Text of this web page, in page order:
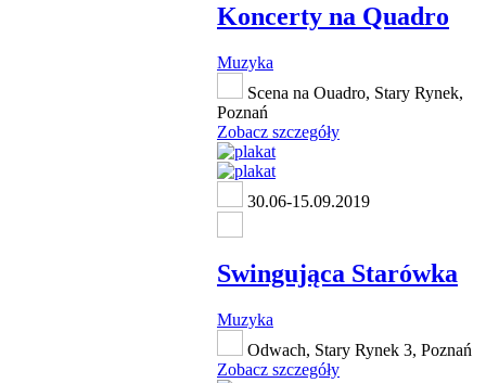
Koncerty na Quadro
Muzyka
Scena na Ouadro, Stary Rynek,
Poznań
Zobacz szczegóły
30.06-15.09.2019
Swingująca Starówka
Muzyka
Odwach, Stary Rynek 3, Poznań
Zobacz szczegóły